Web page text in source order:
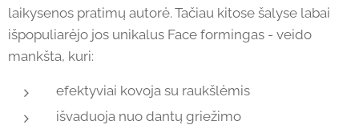
laikysenos pratimų autorė. Tačiau kitose šalyse labai
išpopuliarėjo jos unikalus Face formingas - veido
mankšta, kuri:
efektyviai kovoja su raukšlėmis
išvaduoja nuo dantų griežimo